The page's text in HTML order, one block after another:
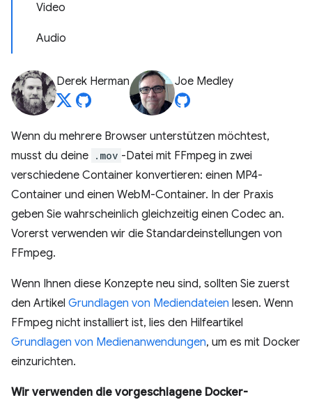
Video
Audio
Derek Herman Joe Medley
Wenn du mehrere Browser unterstützen möchtest,
musst du deine .mov -Datei mit FFmpeg in zwei
verschiedene Container konvertieren: einen MP4-
Container und einen WebM-Container. In der Praxis
geben Sie wahrscheinlich gleichzeitig einen Codec an.
Vorerst verwenden wir die Standardeinstellungen von
FFmpeg.
Wenn Ihnen diese Konzepte neu sind, sollten Sie zuerst
den Artikel Grundlagen von Mediendateien lesen. Wenn
FFmpeg nicht installiert ist, lies den Hilfeartikel
Grundlagen von Medienanwendungen, um es mit Docker
einzurichten.
Wir verwenden die vorgeschlagene Docker-